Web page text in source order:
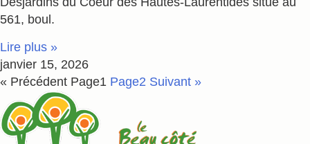
561, boul.
Lire plus »
janvier 15, 2026
« Précédent Page1 Page2 Suivant »